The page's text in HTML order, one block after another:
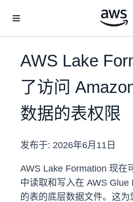
AWS Lake
了访问
数据的表权限
发布于: 2026年6月11日
AWS Lake Formation 现在
中读取和写入在 AWS
的表的底层数据文件。这为